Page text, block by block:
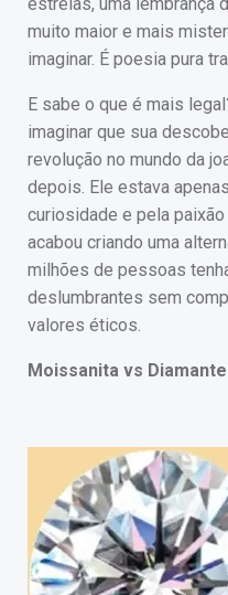
muito maior e mais
imaginar. É poesia pura
E sabe o que é mais
imaginar que sua
revolução no mundo da
depois. Ele estava
curiosidade e pela
acabou criando uma
milhões de pessoas
deslumbrantes sem
valores éticos.
Moissanita vs